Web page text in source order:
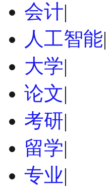
会计|
人工智能|
大学|
论文|
考研|
留学|
专业|